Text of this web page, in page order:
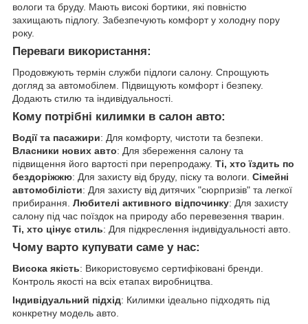
вологи та бруду. Мають високі бортики, які повністю
захищають підлогу. Забезпечують комфорт у холодну пору
року.
Переваги використання:
Продовжують термін служби підлоги салону. Спрощують
догляд за автомобілем. Підвищують комфорт і безпеку.
Додають стилю та індивідуальності.
Кому потрібні килимки в салон авто:
Водії та пасажири: Для комфорту, чистоти та безпеки.
Власники нових авто: Для збереження салону та
підвищення його вартості при перепродажу. Ті, хто їздить по
бездоріжжю: Для захисту від бруду, піску та вологи. Сімейні
автомобілісти: Для захисту від дитячих "сюрпризів" та легкої
прибирання. Любителі активного відпочинку: Для захисту
салону під час поїздок на природу або перевезення тварин.
Ті, хто цінує стиль: Для підкреслення індивідуальності авто.
Чому варто купувати саме у нас:
Висока якість: Використовуємо сертифіковані бренди.
Контроль якості на всіх етапах виробництва.
Індивідуальний підхід: Килимки ідеально підходять під
конкретну модель авто.